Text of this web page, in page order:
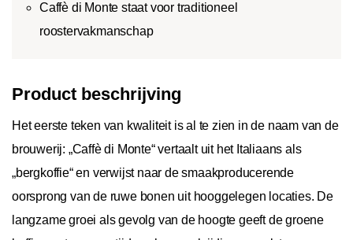
Caffè di Monte staat voor traditioneel
roostervakmanschap
Product beschrijving
Het eerste teken van kwaliteit is al te zien in de naam van de
brouwerij: „Caffè di Monte“ vertaalt uit het Italiaans als
„bergkoffie“ en verwijst naar de smaakproducerende
oorsprong van de ruwe bonen uit hooggelegen locaties. De
langzame groei als gevolg van de hoogte geeft de groene